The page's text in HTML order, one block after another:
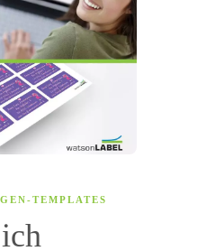
TEMPLATES